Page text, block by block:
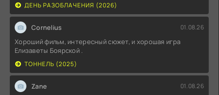
ДЕНЬ РАЗОБЛАЧЕНИЯ (2026)
Cornelius 01.08.26
Хороший фильм, интересный сюжет, и хорошая игра
Елизаветы Боярской .
ТОННЕЛЬ (2025)
Zane 01.08.26